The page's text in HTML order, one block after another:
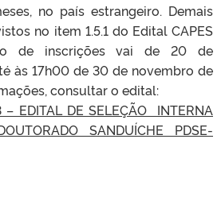
no país estrangeiro. Demais
no item 1.5.1 do Edital CAPES
de inscrições vai de 20 de
às 17h00 de 30 de novembro de
consultar o edital:
EDITAL DE SELEÇÃO INTERNA
SANDUÍCHE PDSE-